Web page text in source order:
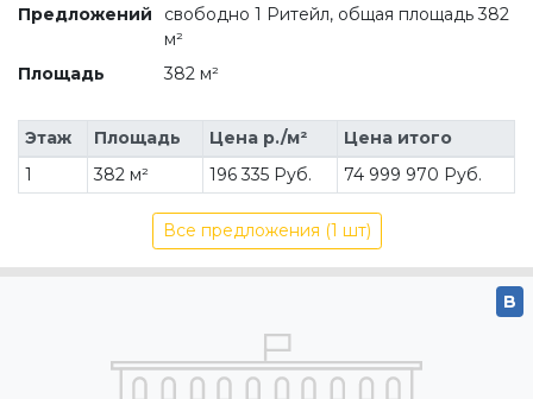
Предложений
свободно 1 Ритейл, общая площадь 382
м²
Площадь
382 м²
Этаж Площадь Цена р./м²
Цена итого
1
382 м² 196 335 Руб. 74 999 970 Руб.
Все предложения (1 шт)
B